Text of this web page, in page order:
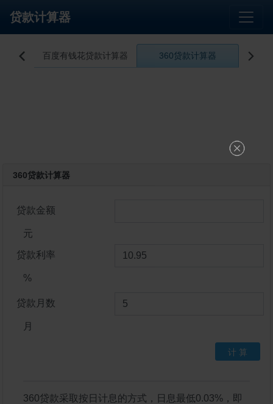
贷款计算器
 百度有钱花贷款计算器 360贷款计算器 微信

360贷款计算器
贷款金额
元
贷款利率
%
贷款月数
月
计 算
360贷款采取按日计息的方式，日息最低0.03%，即